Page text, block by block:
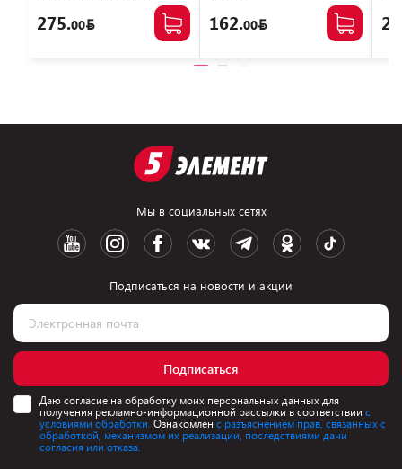
275.00 162.00
Мы в социальных сетях
Подписаться на новости и акции
Подписаться
Даю согласие на обработку моих персональных данных для
получения рекламно-информационной рассылки в соответствии с
условиями обработки. Ознакомлен с разъяснением прав, связанных с
обработкой, механизмом их реализации, последствиями дачи
согласия или отказа.